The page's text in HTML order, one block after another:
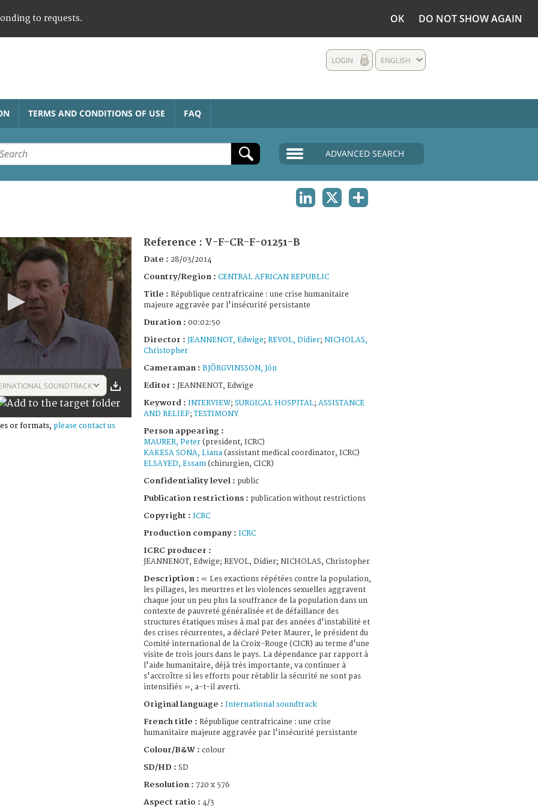
to requests. OK DO NOT SHOW AGAIN
ENGLISH
LOGIN
TERMS AND CONDITIONS OF USE FAQ
ADVANCED SEARCH
SOUNDTRACK
or formats, please contact us
Reference : V-F-CR-F-01251-B
Date : 28/03/2014
Country/Region : CENTRAL AFRICAN REPUBLIC
Title : République centrafricaine : une crise humanitaire
majeure aggravée par l'insécurité persistante
Duration : 00:02:50
Director : JEANNENOT, Edwige; REVOL, Didier; NICHOLAS,
Christopher
Cameraman : BJÖRGVINSSON, Jón
Editor : JEANNENOT, Edwige
Keyword : INTERVIEW; SURGICAL HOSPITAL; ASSISTANCE
AND RELIEF;TESTIMONY
Person appearing :
MAURER, Peter (president, ICRC)
KAKESA SONA, Liana (assistant medical coordinator, ICRC)
ELSAYED, Essam (chirurgien, CICR)
Confidentiality level : public
Publication restrictions : publication without restrictions
Copyright : ICRC
Production company : ICRC
ICRC producer :
JEANNENOT, Edwige; REVOL, Didier; NICHOLAS, Christopher
Description : « Les exactions répétées contre la population,
les pillages, les meurtres et les violences sexuelles aggravent
chaque jour un peu plus la souffrance de la population dans un
contexte de pauvreté généralisée et de défaillance des
structures étatiques mises à mal par des années d'instabilité et
des crises récurrentes, a déclaré Peter Maurer, le président du
Comité international de la Croix-Rouge (CICR) au terme d'une
visite de trois jours dans le pays. La dépendance par rapport à
l'aide humanitaire, déjà très importante, va continuer à
s'accroître si les efforts pour rétablir la sécurité ne sont pas
intensifiés », a-t-il averti.
Original language : International soundtrack
French title : République centrafricaine : une crise
humanitaire majeure aggravée par l'insécurité persistante
Colour/B&W : colour
SD/HD : SD
Resolution : 720 x 576
Aspect ratio : 4/3